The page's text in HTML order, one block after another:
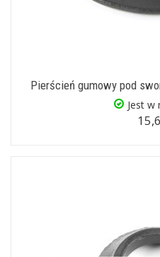
Pierścień gumowy pod
Jest w